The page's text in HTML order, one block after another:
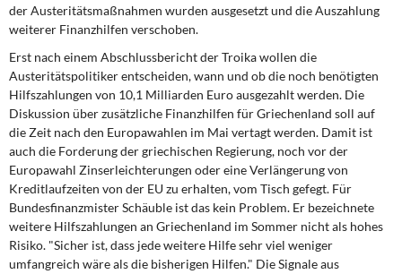
Eurokrise und Griechenland
DIE LINKE
Weitere Themen
Memo-Gruppe
Institut Solidarische Moderne
Rosa-Luxemburg-Stiftung
der Austeritätsmaßnahmen wurden ausgesetzt und die Auszahlung
weiterer Finanzhilfen verschoben.
Erst nach einem Abschlussbericht der Troika wollen die
Austeritätspolitiker entscheiden, wann und ob die noch benötigten
Hilfszahlungen von 10,1 Milliarden Euro ausgezahlt werden. Die
Diskussion über zusätzliche Finanzhilfen für Griechenland soll auf
die Zeit nach den Europawahlen im Mai vertagt werden. Damit ist
auch die Forderung der griechischen Regierung, noch vor der
Europawahl Zinserleichterungen oder eine Verlängerung von
Kreditlaufzeiten von der EU zu erhalten, vom Tisch gefegt. Für
Bundesfinanzmister Schäuble ist das kein Problem. Er bezeichnete
weitere Hilfszahlungen an Griechenland im Sommer nicht als hohes
Risiko. "Sicher ist, dass jede weitere Hilfe sehr viel weniger
umfangreich wäre als die bisherigen Hilfen." Die Signale aus